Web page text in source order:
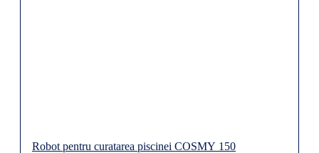
Robot pentru curatarea piscinei COSMY 150